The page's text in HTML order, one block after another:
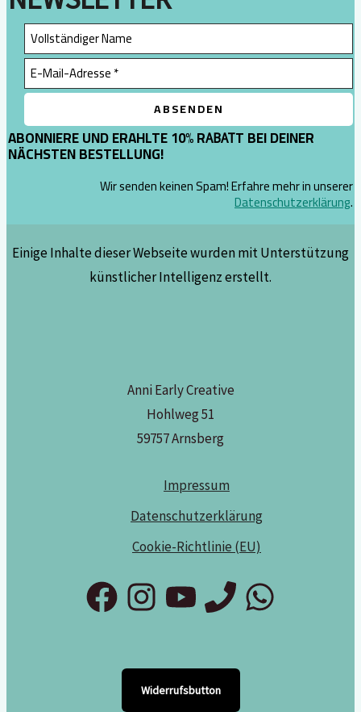
ABONNIERE UND ERAHLTE 10% RABATT BEI DEINER
NÄCHSTEN BESTELLUNG!
Wir senden keinen Spam! Erfahre mehr in unserer
Datenschutzerklärung.
Einige Inhalte dieser Webseite wurden mit Unterstützung
künstlicher Intelligenz erstellt.
Anni Early Creative
Hohlweg 51
59757 Arnsberg
Impressum
Datenschutzerklärung
Cookie-Richtlinie (EU)
Widerrufsbutton